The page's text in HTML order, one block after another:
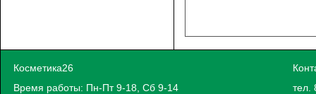
Косметика26
Время работы: Пн-Пт 9-18, Сб 9-14
тел.